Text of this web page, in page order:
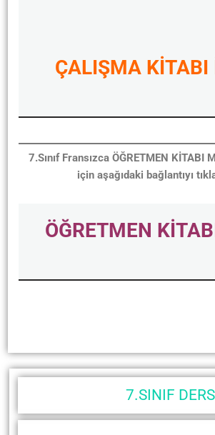
ÇALIŞMA KİTABI
7.Sınıf Fransızca ÖĞRETMEN KİTABI
için aşağıdaki bağlantıyı
ÖĞRETMEN
7.SINIF